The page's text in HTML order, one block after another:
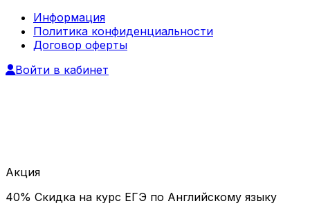
Информация
Политика конфиденциальности
Договор оферты
Войти в кабинет
Акция
40% Скидка на курс ЕГЭ по Английскому языку